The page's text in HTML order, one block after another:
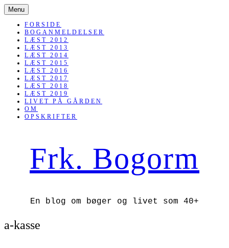
Menu SKIP
TO
CONTENT
FORSIDE
BOGANMELDELSER
LÆST 2012
LÆST 2013
LÆST 2014
LÆST 2015
LÆST 2016
LÆST 2017
LÆST 2018
LÆST 2019
LIVET PÅ GÅRDEN
OM
OPSKRIFTER
Frk. Bogorm
En blog om bøger og livet som 40+
a-kasse